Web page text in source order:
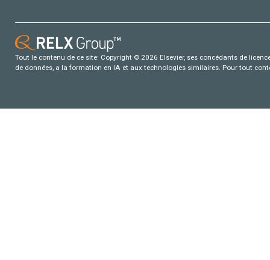
Tout le contenu de ce site: Copyright © 2026 Elsevier, ses concédants de
de données, a la formation en IA et aux technologies similaires. Pour tout